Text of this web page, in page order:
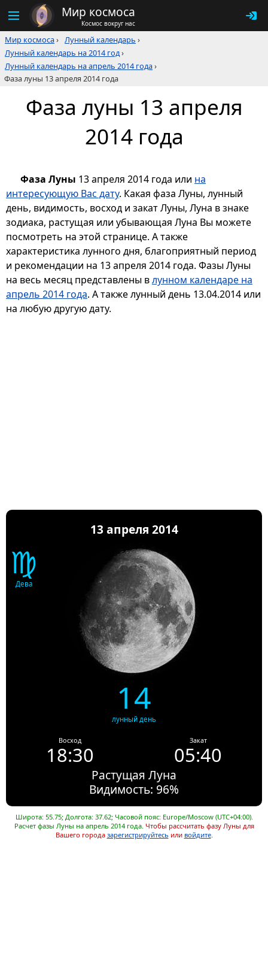
Мир космоса
Космос вокруг нас
Мир космоса› Лунный календарь ›
Лунный календарь на 2014 год›
Лунный календарь на апрель 2014 года›
Фаза луны 13 апреля 2014 года
Фаза луны 13 апреля
2014 года
Фаза Луны 13 апреля 2014 года или на
интересующую Вас дату. Какая фаза Луны, лунный
день, видимость, восход и закат Луны, Луна в знаке
зодиака, растущая или убывающая Луна Вы можете
посмотреть на этой странице. А также
характеристика лунного дня, благоприятный период
и рекомендации на 13 апреля 2014 года. Фазы Луны
на весь месяц представлены влунном календаре на
апрель 2014 года. А также лунный день 13.04.2014 или
на любую другую дату.
13 апреля 2014
♍
Дева
14
лунный день
Восход
18:30
Закат
05:40
Растущая Луна
Видимость: 96%
Широта: 55.75; Долгота: 37.62; Часовой пояс: Europe/Moscow (UTC+04:00).
Расчет фазы Луны на апрель 2014 года. Чтобы рассчитать фазу Луны для
Вашего города зарегистрируйтесь или войдите.